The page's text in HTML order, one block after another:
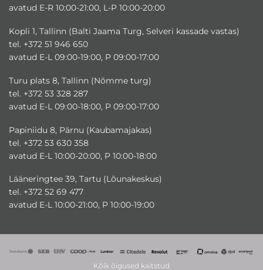
avatud E-R 10:00-21:00, L-P 10:00-20:00
Kopli 1, Tallinn (Balti Jaama Turg, Selveri kassade vastas)
tel. +372 51 946 650
avatud E-L 09:00-19:00, P 09:00-17:00
Turu plats 8, Tallinn (Nõmme turg)
tel. +372 53 328 287
avatud E-L 09:00-18:00, P 09:00-17:00
Papiniidu 8, Pärnu (Kaubamajakas)
tel. +372 53 630 358
avatud E-L 10:00-20:00, P 10:00-18:00
Lääneringtee 39, Tartu (Lõunakeskus)
tel. +372 52 69 477
avatud E-L 10:00-21:00, P 10:00-19:00
Kõik õigused kaitstud